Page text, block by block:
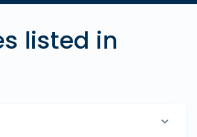
listed in